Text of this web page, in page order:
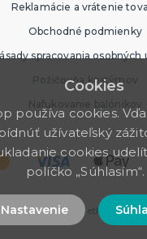
Reklamácie a vrátenie
Obchodné podmienky
spracovania osobných
Požičovňa kostýmov
Nafukovanie balónikov
Party Store. Všetky práva
Cookies
používa cookies.
užívateľský
cookies
políčko „Súhlasím“.
Nastavenie